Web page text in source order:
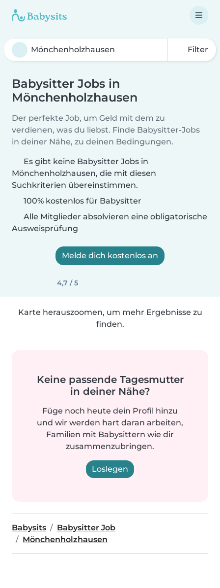
Filter
Babysitter Jobs in
Mönchenholzhausen
Der perfekte Job, um Geld mit dem zu
verdienen, was du liebst. Finde Babysitter-Jobs
in deiner Nähe, zu deinen Bedingungen.
Es gibt keine Babysitter Jobs in
Mönchenholzhausen, die mit diesen
Suchkriterien übereinstimmen.
100% kostenlos für Babysitter
Alle Mitglieder absolvieren eine obligatorische
Ausweisprüfung
Melde dich kostenlos an
4,7 / 5
Karte herauszoomen, um mehr Ergebnisse zu
finden.
Keine passende Tagesmutter
in deiner Nähe?
Füge noch heute dein Profil hinzu
und wir werden hart daran arbeiten,
Familien mit Babysittern wie dir
zusammenzubringen.
Loslegen
Babysits
Babysitter Job
Mönchenholzhausen